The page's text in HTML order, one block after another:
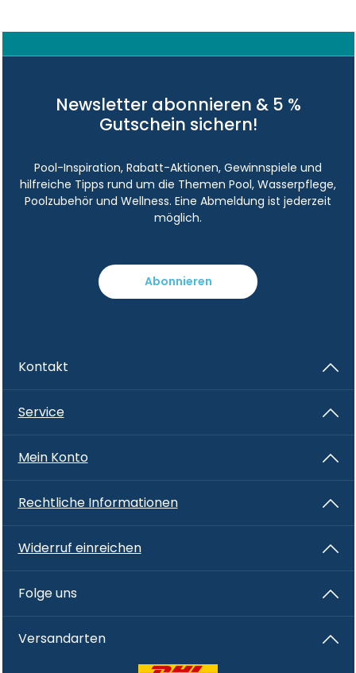
Newsletter abonnieren & 5 %
Gutschein sichern!
Pool-Inspiration, Rabatt-Aktionen, Gewinnspiele und
hilfreiche Tipps rund um die Themen Pool, Wasserpflege,
Poolzubehör und Wellness. Eine Abmeldung ist jederzeit
möglich.
Abonnieren
Kontakt
Service
Mein Konto
Rechtliche Informationen
Widerruf einreichen
Folge uns
Versandarten